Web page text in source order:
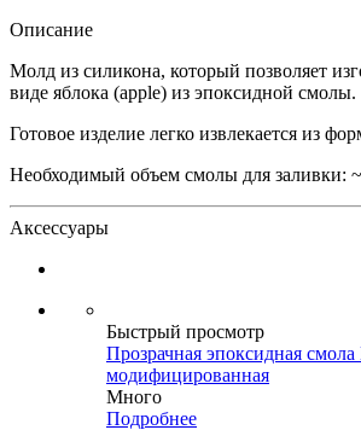
Описание
Молд из силикона, который позволяет
виде яблока (apple) из эпоксидной смолы.
Готовое изделие легко извлекается из
Необходимый объем смолы для заливки:
Аксессуары
Быстрый просмотр
Прозрачная эпоксидная
модифицированная
Много
Подробнее